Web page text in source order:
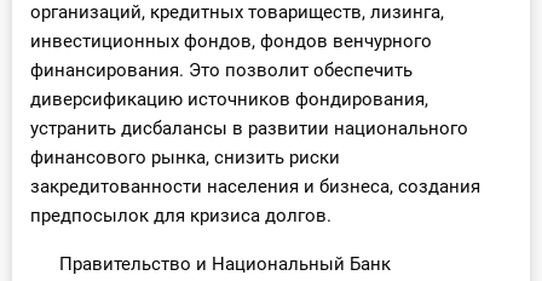
организаций, кредитных товариществ, лизинга,
инвестиционных фондов, фондов венчурного
финансирования. Это позволит обеспечить
диверсификацию источников фондирования,
устранить дисбалансы в развитии национального
финансового рынка, снизить риски
закредитованности населения и бизнеса, создания
предпосылок для кризиса долгов.
Правительство и Национальный Банк